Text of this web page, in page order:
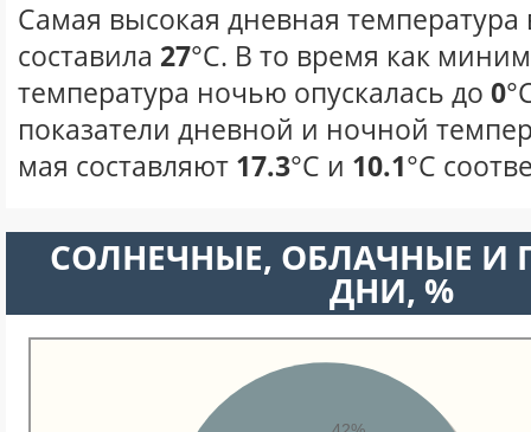
Самая высокая дневная температура
составила 27°С. В то время как
температура ночью опускалась до 0
показатели дневной и ночной
мая составляют 17.3°С и 10.1°С
CОЛНЕЧНЫЕ, ОБЛАЧНЫЕ И
ДНИ, %